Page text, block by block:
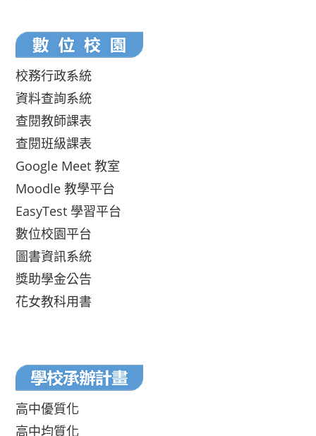
校務行政系統
資料查詢系統
查閱教師課表
查閱班級課表
Google Meet 教室
Moodle 教學平台
EasyTest 學習平台
數位校園平台
圖書資訊系統
獎助學金公告
花女教科用書
高中優質化
高中均質化